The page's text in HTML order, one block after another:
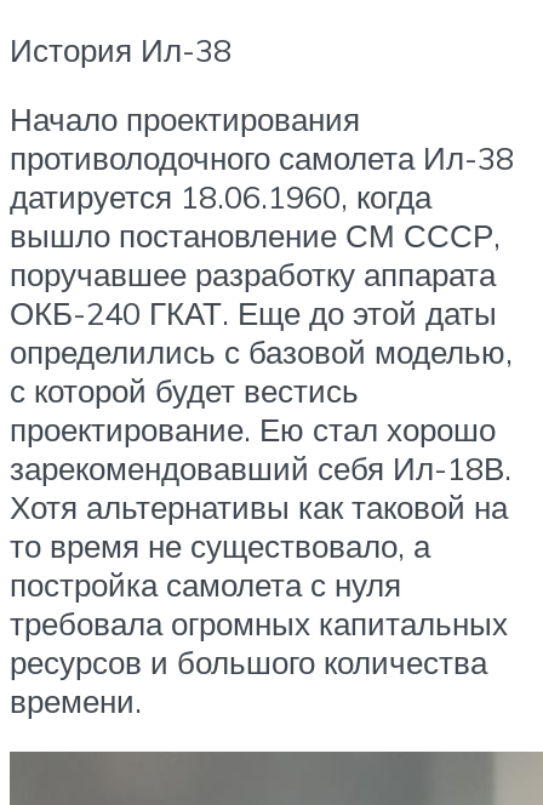
История Ил-38
Начало проектирования
противолодочного самолета Ил-38
датируется 18.06.1960, когда
вышло постановление СМ СССР,
поручавшее разработку аппарата
ОКБ-240 ГКАТ. Еще до этой даты
определились с базовой моделью,
с которой будет вестись
проектирование. Ею стал хорошо
зарекомендовавший себя Ил-18В.
Хотя альтернативы как таковой на
то время не существовало, а
постройка самолета с нуля
требовала огромных капитальных
ресурсов и большого количества
времени.